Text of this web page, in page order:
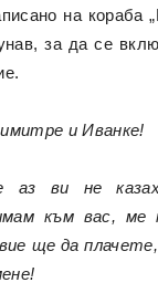
на кораба
за да се
и Иванке!
аз ви не
към вас, ме
ще да